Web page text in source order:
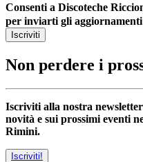
Consenti a Discoteche
per inviarti gli aggiornamenti
Iscriviti
Non perdere i
Iscriviti alla nostra
novità e sui prossimi eventi
Rimini.
Iscriviti!